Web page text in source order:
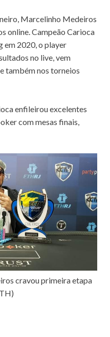
a
i
l
m
p
a
t
i
h
a
Marcelinho Medeiros
online. Campeão Carioca
em 2020, o player
no live, vem
também nos torneios
enfileirou excelentes
com mesas finais,
cravou primeira etapa